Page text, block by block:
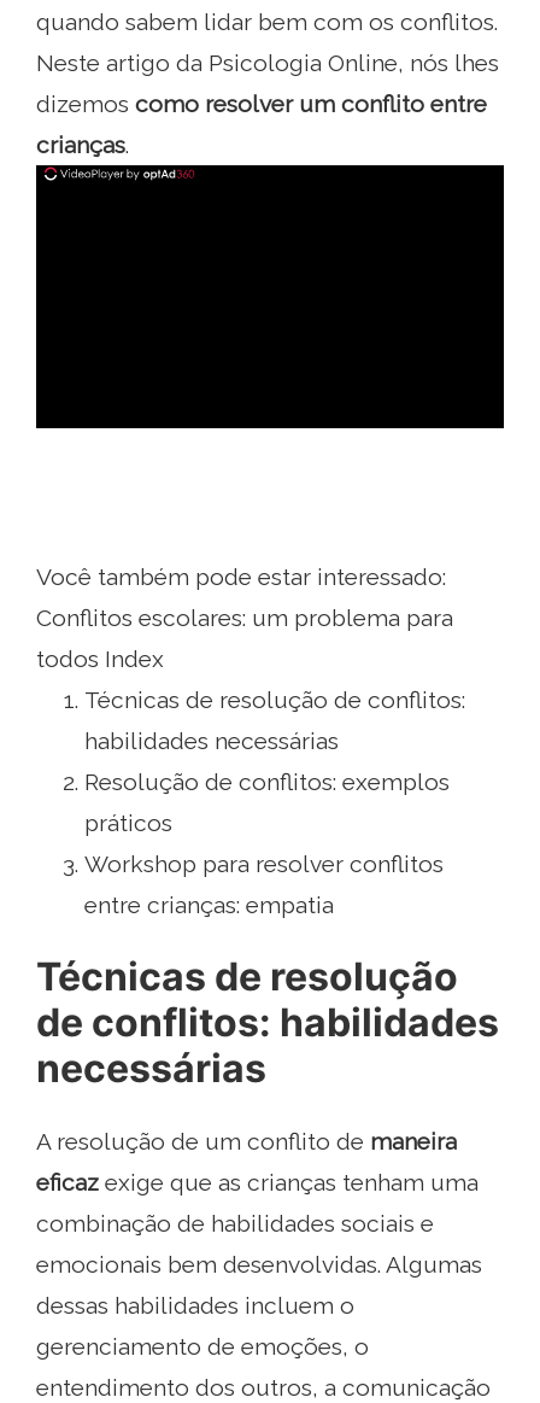
quando sabem lidar bem com os conflitos.
Neste artigo da Psicologia Online, nós lhes
dizemos como resolver um conflito entre
crianças.
Você também pode estar interessado:
Conflitos escolares: um problema para
todos Index
Técnicas de resolução de conflitos:
habilidades necessárias
Resolução de conflitos: exemplos
práticos
Workshop para resolver conflitos
entre crianças: empatia
Técnicas de resolução
de conflitos: habilidades
necessárias
A resolução de um conflito de maneira
eficaz exige que as crianças tenham uma
combinação de habilidades sociais e
emocionais bem desenvolvidas. Algumas
dessas habilidades incluem o
gerenciamento de emoções, o
entendimento dos outros, a comunicação